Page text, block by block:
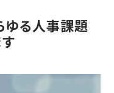
ゆる人事課題